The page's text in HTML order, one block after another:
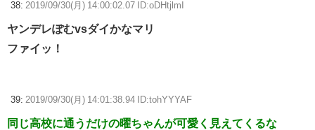
38: 2019/09/30(月) 14:00:02.07 ID:oDHtjlmI
ヤンデレぽむvsダイかなマリ
ファイッ！
39: 2019/09/30(月) 14:01:38.94 ID:tohYYYAF
同じ高校に通うだけの曜ちゃんが可愛く見えてくるな